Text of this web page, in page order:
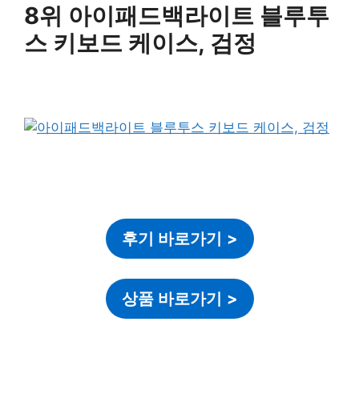
8위 아이패드백라이트 블루투
스 키보드 케이스, 검정
후기 바로가기 >
상품 바로가기 >